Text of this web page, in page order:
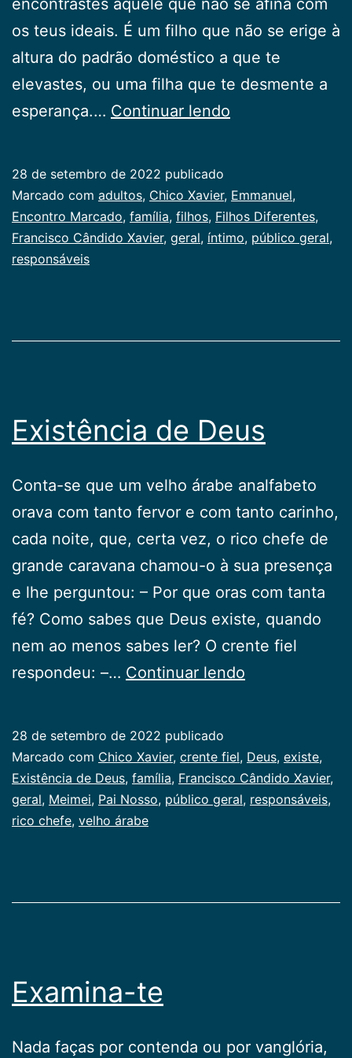
os teus ideais. É um filho que não se erige à
altura do padrão doméstico a que te
elevastes, ou uma filha que te desmente a
esperança.… Continuar lendo
28 de setembro de 2022 publicado
Categorizado
como
Publicogeral
Marcado com adultos, Chico Xavier, Emmanuel,
Encontro Marcado, família, filhos, Filhos Diferentes,
Francisco Cândido Xavier, geral, íntimo, público geral,
responsáveis
Existência de Deus
Conta-se que um velho árabe analfabeto
orava com tanto fervor e com tanto carinho,
cada noite, que, certa vez, o rico chefe de
grande caravana chamou-o à sua presença
e lhe perguntou: – Por que oras com tanta
fé? Como sabes que Deus existe, quando
nem ao menos sabes ler? O crente fiel
respondeu: –… Continuar lendo
28 de setembro de 2022 publicado
Categorizado
como
Publicogeral
Marcado com Chico Xavier, crente fiel, Deus, existe,
Existência de Deus, família, Francisco Cândido Xavier,
geral, Meimei, Pai Nosso, público geral, responsáveis,
rico chefe, velho árabe
Examina-te
Nada faças por contenda ou por vanglória,